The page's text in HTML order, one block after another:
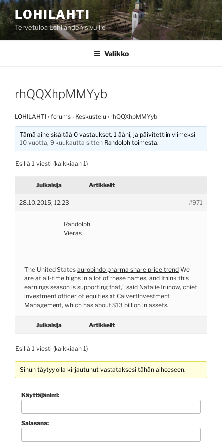
Siirry
sisältöönLOHILAHTI
Tervetuloa Lohilahden sivuille
Valikko
rhQQXhpMMYyb
LOHILAHTI › forums › Keskustelu › rhQQXhpMMYyb
Tämä aihe sisältää 0 vastaukset, 1 ääni, ja päivitettiin viimeksi
10 vuotta, 9 kuukautta sitten Randolph toimesta.
Esillä 1 viesti (kaikkiaan 1)
Julkaisija Artikkelit
28.10.2015, 12:23 #971
Randolph
Vieras
The United States aurobindo pharma share price trend We
are at all-time highs in a lot of these names, and Ithink this
earnings season is supporting that,” said NatalieTrunow, chief
investment officer of equities at CalvertInvestment
Management, which has about $13 billion in assets.
Julkaisija Artikkelit
Esillä 1 viesti (kaikkiaan 1)
Sinun täytyy olla kirjautunut vastataksesi tähän aiheeseen.
Käyttäjänimi:
Salasana: